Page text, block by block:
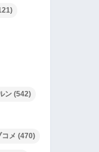
ン (542)
コメ (470)